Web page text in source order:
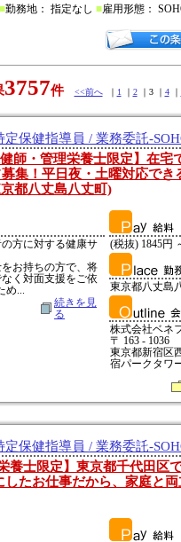
■勤務地： 指定なし ■雇用形態：
3757件 <<前へ｜ 1 ｜ 2｜3 ｜ 4｜
定保健指導員 / 業務委託-
健師・管理栄養士限定】在宅
集！平日夜・土曜対応で
都八丈島八丈町)
方に対する健康サ
お持ちの方で、将
く対面支援をご依
め...
続きを見
る
(税抜) 1845円
東京都八丈島
株式会社ベネ
〒 163 - 1036
東京都新宿区
宿パークタワ
定保健指導員 / 業務委託-
養士限定】東京都千代田区
たお仕事だから、家庭と